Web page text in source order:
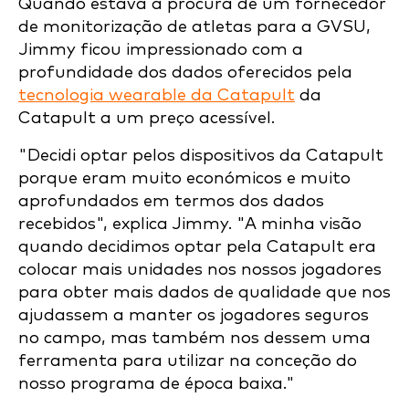
Quando estava à procura de um fornecedor
de monitorização de atletas para a GVSU,
Jimmy ficou impressionado com a
profundidade dos dados oferecidos pela
tecnologia wearable da Catapult da
Catapult a um preço acessível.
"Decidi optar pelos dispositivos da Catapult
porque eram muito económicos e muito
aprofundados em termos dos dados
recebidos", explica Jimmy. "A minha visão
quando decidimos optar pela Catapult era
colocar mais unidades nos nossos jogadores
para obter mais dados de qualidade que nos
ajudassem a manter os jogadores seguros
no campo, mas também nos dessem uma
ferramenta para utilizar na conceção do
nosso programa de época baixa."